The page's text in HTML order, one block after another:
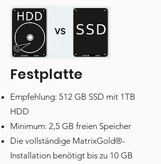
Festplatte
Empfehlung: 512 GB SSD mit 1TB
HDD
Minimum: 2,5 GB freien Speicher
Die vollständige MatrixGold®-
Installation benötigt bis zu 10 GB